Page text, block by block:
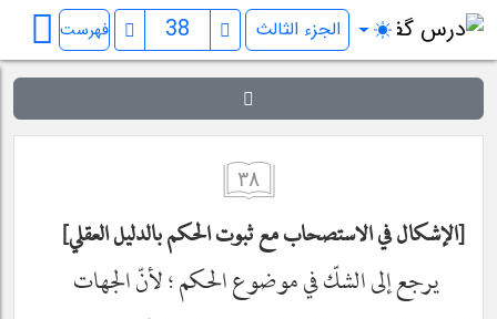
فرائد الاصول (رسائل) فهرست
٣٨
الإشكال في الاستصحاب مع ثبوت الحكم بالدليل العقلي
يرجع إلى الشكّ في موضوع الحكم ؛ لأنّ الجهات